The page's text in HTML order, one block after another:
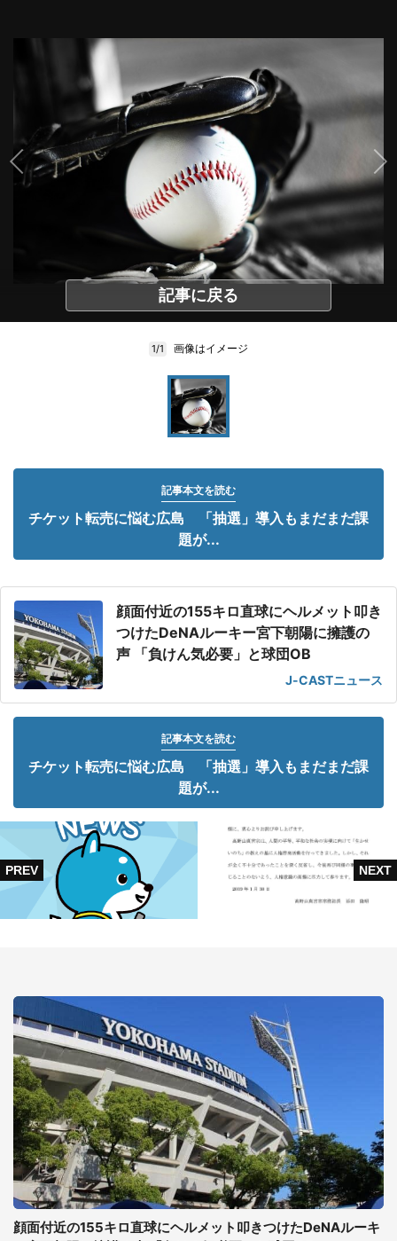
記事に戻る
1/1 画像はイメージ
記事本文を読む
チケット転売に悩む広島 「抽選」導入もまだまだ課
題が...
顔面付近の155キロ直球にヘルメット叩き
つけたDeNAルーキー宮下朝陽に擁護の
声 「負けん気必要」と球団OB
J-CASTニュース
記事本文を読む
チケット転売に悩む広島 「抽選」導入もまだまだ課
題が...
顔面付近の155キロ直球にヘルメット叩きつけたDeNAルーキ